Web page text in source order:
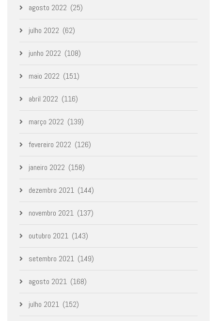
agosto 2022 (25)
julho 2022 (62)
junho 2022 (108)
maio 2022 (151)
abril 2022 (116)
março 2022 (139)
fevereiro 2022 (126)
janeiro 2022 (158)
dezembro 2021 (144)
novembro 2021 (137)
outubro 2021 (143)
setembro 2021 (149)
agosto 2021 (168)
julho 2021 (152)